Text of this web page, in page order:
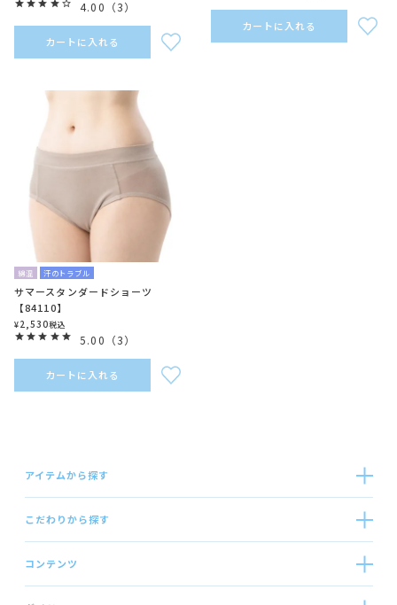
4.00 （3）
カートに入れる
カートに入れる
綿混 汗のトラブル
サマースタンダードショーツ
【84110】
¥2,530税込
5.00 （3）
カートに入れる
アイテムから探す
こだわりから探す
コンテンツ